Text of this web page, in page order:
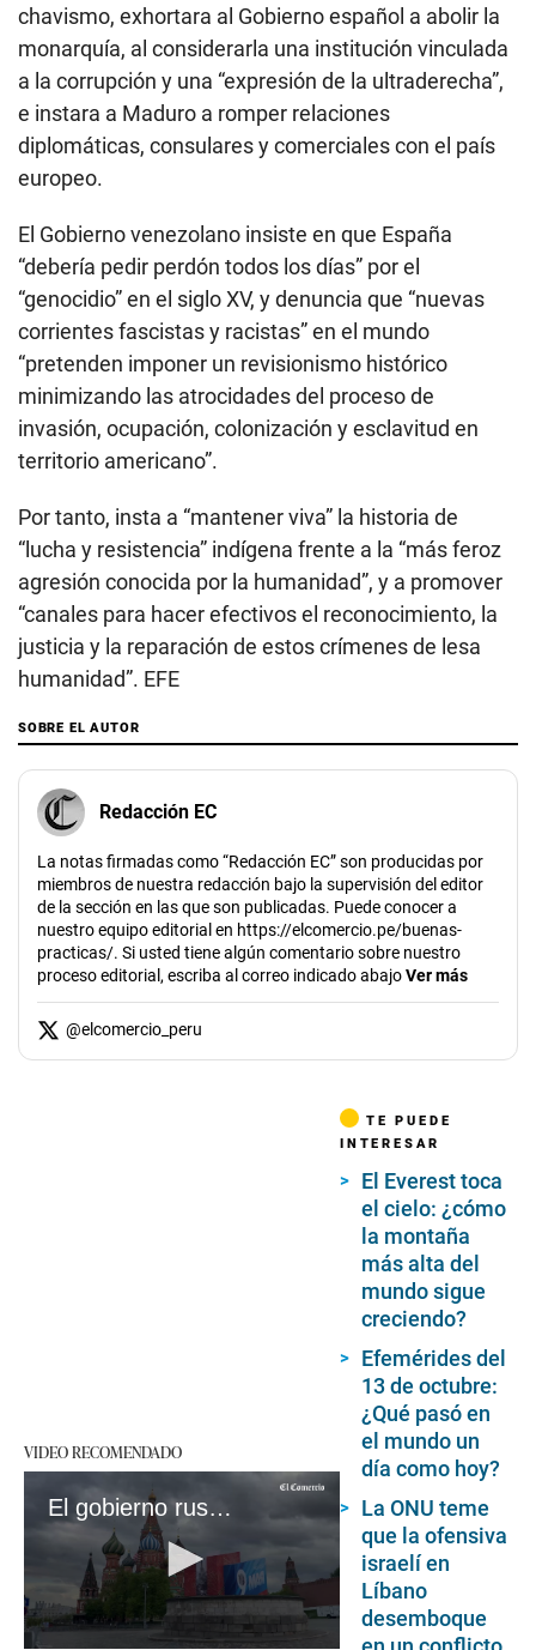
chavismo, exhortara al Gobierno español a abolir la
monarquía, al considerarla una institución vinculada
a la corrupción y una “expresión de la ultraderecha”,
e instara a Maduro a romper relaciones
diplomáticas, consulares y comerciales con el país
europeo.
El Gobierno venezolano insiste en que España
“debería pedir perdón todos los días” por el
“genocidio” en el siglo XV, y denuncia que “nuevas
corrientes fascistas y racistas” en el mundo
“pretenden imponer un revisionismo histórico
minimizando las atrocidades del proceso de
invasión, ocupación, colonización y esclavitud en
territorio americano”.
Por tanto, insta a “mantener viva” la historia de
“lucha y resistencia” indígena frente a la “más feroz
agresión conocida por la humanidad”, y a promover
“canales para hacer efectivos el reconocimiento, la
justicia y la reparación de estos crímenes de lesa
humanidad”. EFE
SOBRE EL AUTOR
Redacción EC
La notas firmadas como “Redacción EC” son producidas por
miembros de nuestra redacción bajo la supervisión del editor
de la sección en las que son publicadas. Puede conocer a
nuestro equipo editorial en https://elcomercio.pe/buenas-
practicas/. Si usted tiene algún comentario sobre nuestro
proceso editorial, escriba al correo indicado abajoVer más
@elcomercio_peru
VIDEO RECOMENDADO
El gobierno ruso anunció el bloqueo de 81 medios de países de la UE
TE PUEDE
INTERESAR
El Everest toca
el cielo: ¿cómo
la montaña
más alta del
mundo sigue
creciendo?
Efemérides del
13 de octubre:
¿Qué pasó en
el mundo un
día como hoy?
La ONU teme
que la ofensiva
israelí en
Líbano
desemboque